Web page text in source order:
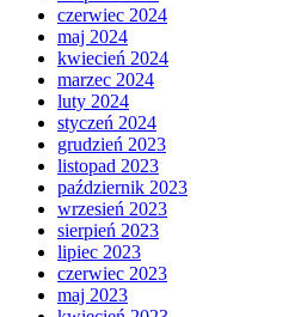
czerwiec 2024
maj 2024
kwiecień 2024
marzec 2024
luty 2024
styczeń 2024
grudzień 2023
listopad 2023
październik 2023
wrzesień 2023
sierpień 2023
lipiec 2023
czerwiec 2023
maj 2023